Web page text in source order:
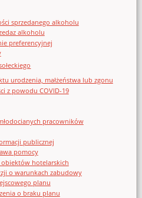
sprzedanego alkoholu
alkoholu
preferencyjnej
urodzenia, małżeństwa lub zgonu
z powodu COVID-19
pracowników
publicznej
pomocy
hotelarskich
o warunkach zabudowy
planu
o braku planu